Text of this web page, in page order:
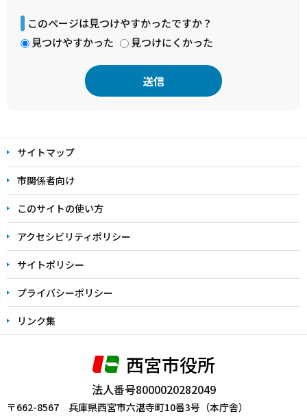
このページは見つけやすかったですか？
見つけやすかった
見つけにくかった
文
こ
こ
ま
で
サイトマップ
市関係者向け
このサイトの使い方
アクセシビリティポリシー
サイトポリシー
プライバシーポリシー
リンク集
西宮市役所
法人番号8000020282049
〒662-8567 兵庫県西宮市六湛寺町10番3号（本庁舎）